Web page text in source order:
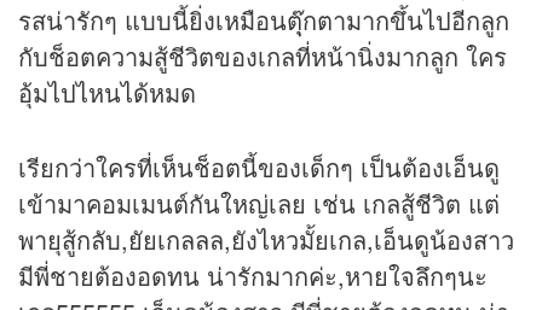
รสน่ารักๆ แบบนี้ยิ่งเหมือนตุุ๊กตามากขึ้นไปอีกลูก
กับช็อตความสู้ชีวิตของเกลที่หน้านิ่งมากลูก ใคร
อุ้มไปไหนได้หมด
เรียกว่าใครที่เห็นช็อตนี้ของเด็กๆ เป็นต้องเอ็นดู
เข้ามาคอมเมนต์กันใหญ่เลย เช่น เกลสู้ชีวิต แต่
พายุสู้กลับ,ยัยเกลลล,ยังไหวมั้ยเกล,เอ็นดูน้องสาว
มีพี่ชายต้องอดทน น่ารักมากค่ะ,หายใจลึกๆนะ